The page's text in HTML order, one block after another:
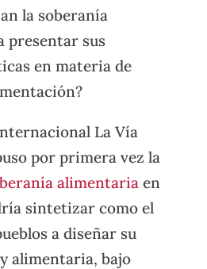
la soberanía
presentar sus
en materia de
La Vía
por primera vez la
alimentariaen
sintetizar como el
a diseñar su
alimentaria, bajo